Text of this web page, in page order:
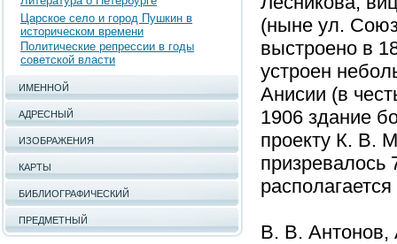
Царское село и город Пушкин в
историческом времени
Политические репрессии в годы
советской власти
ИМЕННОЙ
АДРЕСНЫЙ
ИЗОБРАЖЕНИЯ
КАРТЫ
БИБЛИОГРАФИЧЕСКИЙ
ПРЕДМЕТНЫЙ
(ныне ул.
выстроено в
устроен
Анисии (в
1906 здание
проекту К. В.
В. В. Антонов,